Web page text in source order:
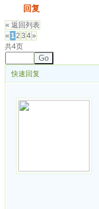
回复
« 返回列表
« 12 3 4»
共4页
Go
快速回复